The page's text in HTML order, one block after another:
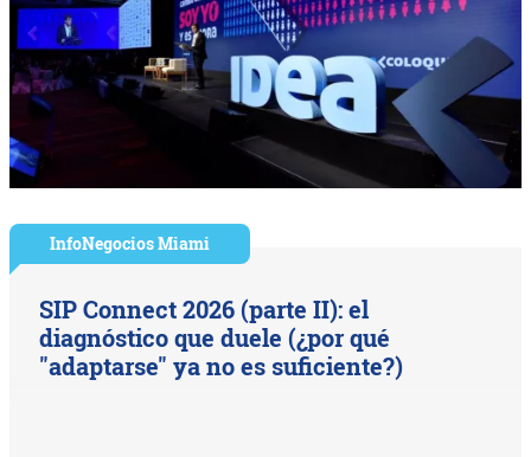
InfoNegocios Miami
SIP Connect 2026 (parte II): el
diagnóstico que duele (¿por qué
"adaptarse" ya no es suficiente?)